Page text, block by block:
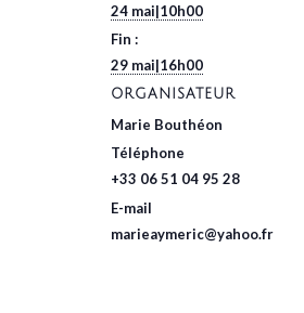
24 mai|10h00
Fin :
29 mai|16h00
ORGANISATEUR
Marie Bouthéon
Téléphone
+33 06 51 04 95 28
E-mail
marieaymeric@yahoo.fr